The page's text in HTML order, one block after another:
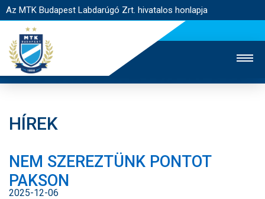
Az MTK Budapest Labdarúgó Zrt. hivatalos honlapja
JEGYÉRTÉKESÍTÉS
WEBSHOP
STADION
HÍREK
NEM SZEREZTÜNK PONTOT
PAKSON
2025-12-06